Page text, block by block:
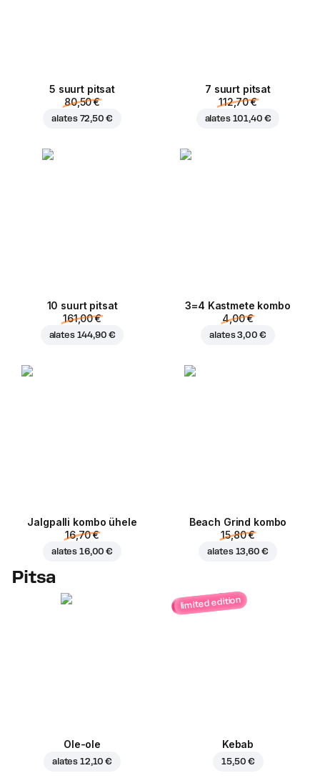
5 suurt pitsat
80,50 €
alates 72,50 €
7 suurt pitsat
112,70 €
alates 101,40 €
10 suurt pitsat
161,00 €
alates 144,90 €
3=4 Kastmete kombo
4,00 €
alates3,00 €
Jalgpalli kombo ühele
16,70 €
alates 16,00 €
Beach Grind kombo
15,80 €
alates 13,60 €
Pitsa
Ole-ole
alates 12,10 €
limited edition
Kebab
15,50 €